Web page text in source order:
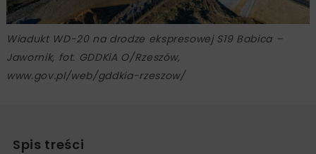
Wiadukt WD-20 na drodze ekspresowej S19 Babica –
Jawornik, fot. GDDKiA O/Rzeszów,
www.gov.pl/web/gddkia-rzeszow/
Spis treści